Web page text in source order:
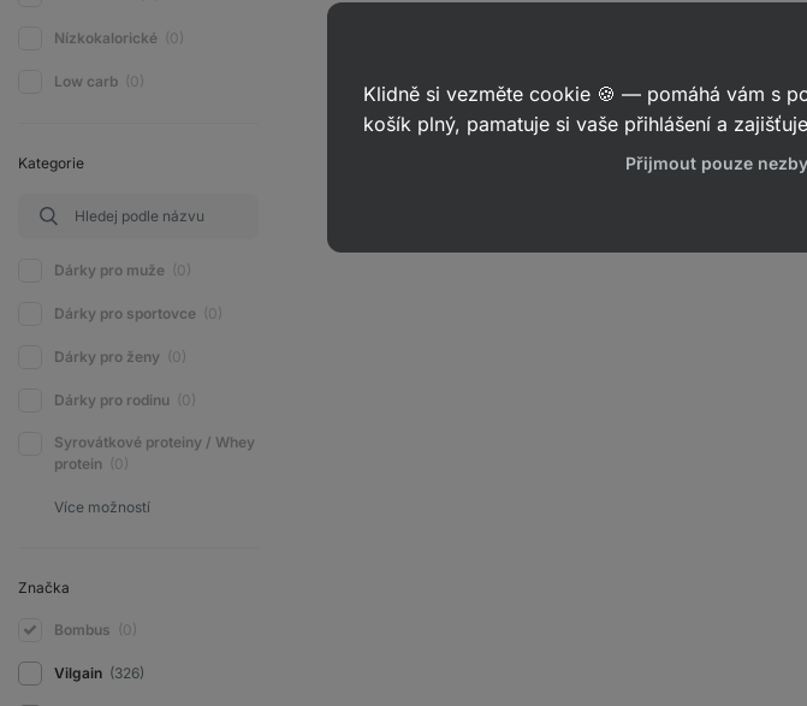
Nízkokalorické (0)
Low carb (0)
Kategorie
Dárky pro muže (0)
Dárky pro sportovce (0)
Dárky pro ženy (0)
Dárky pro rodinu (0)
Syrovátkové proteiny / Whey
protein
(0)
Značka
Bombus (0)
Vilgain (326)
Klidně si vezměte cookie 🍪 — pomáhá vám s
košík plný, pamatuje si vaše přihlášení a
Přijmout pouze